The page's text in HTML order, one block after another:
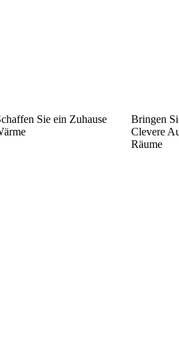
Sie ein Zuhause
Bringen
Clevere
Räume